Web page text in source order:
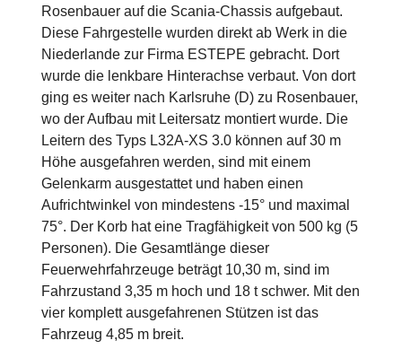
Rosenbauer auf die Scania-Chassis aufgebaut.
Diese Fahrgestelle wurden direkt ab Werk in die
Niederlande zur Firma ESTEPE gebracht. Dort
wurde die lenkbare Hinterachse verbaut. Von dort
ging es weiter nach Karlsruhe (D) zu Rosenbauer,
wo der Aufbau mit Leitersatz montiert wurde. Die
Leitern des Typs L32A-XS 3.0 können auf 30 m
Höhe ausgefahren werden, sind mit einem
Gelenkarm ausgestattet und haben einen
Aufrichtwinkel von mindestens -15° und maximal
75°. Der Korb hat eine Tragfähigkeit von 500 kg (5
Personen). Die Gesamtlänge dieser
Feuerwehrfahrzeuge beträgt 10,30 m, sind im
Fahrzustand 3,35 m hoch und 18 t schwer. Mit den
vier komplett ausgefahrenen Stützen ist das
Fahrzeug 4,85 m breit.